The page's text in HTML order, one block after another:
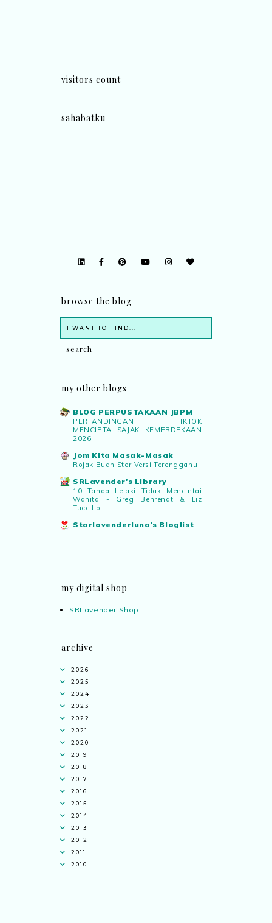
visitors count
sahabatku
browse the blog
my other blogs
BLOG PERPUSTAKAAN JBPM
PERTANDINGAN TIKTOK
MENCIPTA SAJAK KEMERDEKAAN
2026
Jom Kita Masak-Masak
Rojak Buah Stor Versi Terengganu
SRLavender's Library
10 Tanda Lelaki Tidak Mencintai
Wanita - Greg Behrendt & Liz
Tuccillo
Starlavenderluna's Bloglist
my digital shop
SRLavender Shop
archive
2026
2025
2024
2023
2022
2021
2020
2019
2018
2017
2016
2015
2014
2013
2012
2011
2010